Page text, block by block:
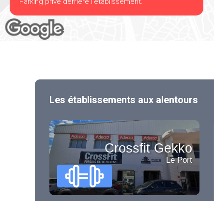
Les établissements aux alentours
Crossfit Gekko
Le Port